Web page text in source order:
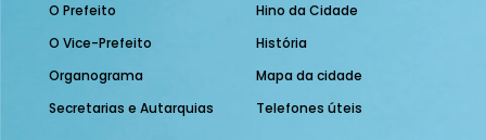
O Prefeito
O Vice-Prefeito
Organograma
Secretarias e Autarquias
Hino da Cidade
História
Mapa da cidade
Telefones úteis